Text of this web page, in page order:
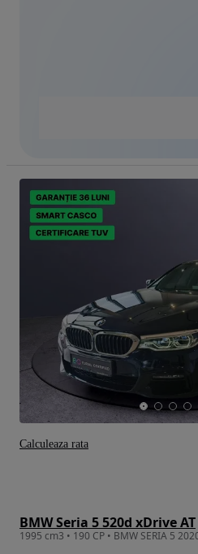
BMW Seria 5 520d xDrive AT
1995 cm3 • 190 CP • BMW SERIA 5
Calculeaza rata